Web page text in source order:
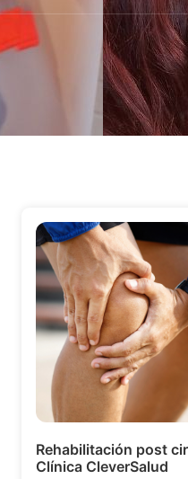
Rehabilitación post
Clínica CleverSalud